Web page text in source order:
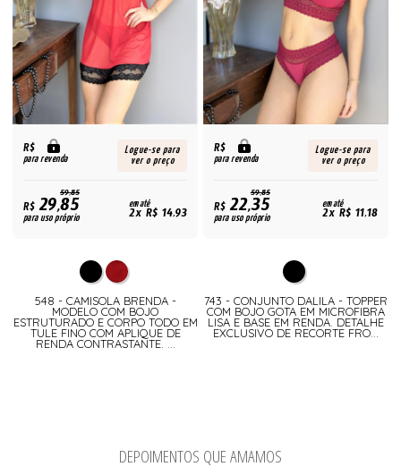
R$
para revenda
Logue-se para
ver o preço
59,85
R$29,85
para uso próprio
em até
2x R$ 14,93
548 - CAMISOLA BRENDA -
MODELO COM BOJO
ESTRUTURADO E CORPO TODO EM
TULE FINO COM APLIQUE DE
RENDA CONTRASTANTE. ...
R$
para revenda
Logue-se para
ver o preço
59,85
R$22,35
para uso próprio
em até
2x R$ 11,18
743 - CONJUNTO DALILA - TOPPER
COM BOJO GOTA EM MICROFIBRA
LISA E BASE EM RENDA. DETALHE
EXCLUSIVO DE RECORTE FRO...
DEPOIMENTOS QUE AMAMOS